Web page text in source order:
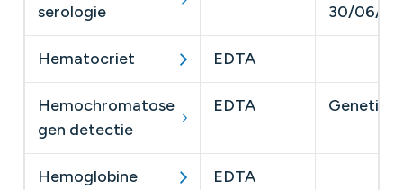
serologie
30/06/
Hematocriet EDTA
Hemochromatose
gen detectie
EDTA
Hemoglobine EDTA